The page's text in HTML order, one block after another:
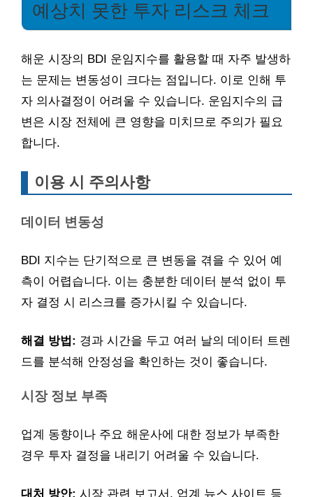
예상치 못한 투자 리스크 체크
해운 시장의 BDI 운임지수를 활용할 때 자주 발생하
는 문제는 변동성이 크다는 점입니다. 이로 인해 투
자 의사결정이 어려울 수 있습니다. 운임지수의 급
변은 시장 전체에 큰 영향을 미치므로 주의가 필요
합니다.
이용 시 주의사항
데이터 변동성
BDI 지수는 단기적으로 큰 변동을 겪을 수 있어 예
측이 어렵습니다. 이는 충분한 데이터 분석 없이 투
자 결정 시 리스크를 증가시킬 수 있습니다.
해결 방법: 경과 시간을 두고 여러 날의 데이터 트렌
드를 분석해 안정성을 확인하는 것이 좋습니다.
시장 정보 부족
업계 동향이나 주요 해운사에 대한 정보가 부족한
경우 투자 결정을 내리기 어려울 수 있습니다.
대처 방안: 시장 관련 보고서, 업계 뉴스 사이트 등